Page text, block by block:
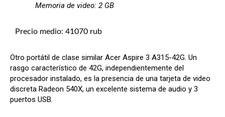
Memoria de video: 2 GB
Precio medio: 41070 rub
Otro portátil de clase similar Acer Aspire 3 A315-42G. Un
rasgo característico de 42G, independientemente del
procesador instalado, es la presencia de una tarjeta de video
discreta Radeon 540X, un excelente sistema de audio y 3
puertos USB.